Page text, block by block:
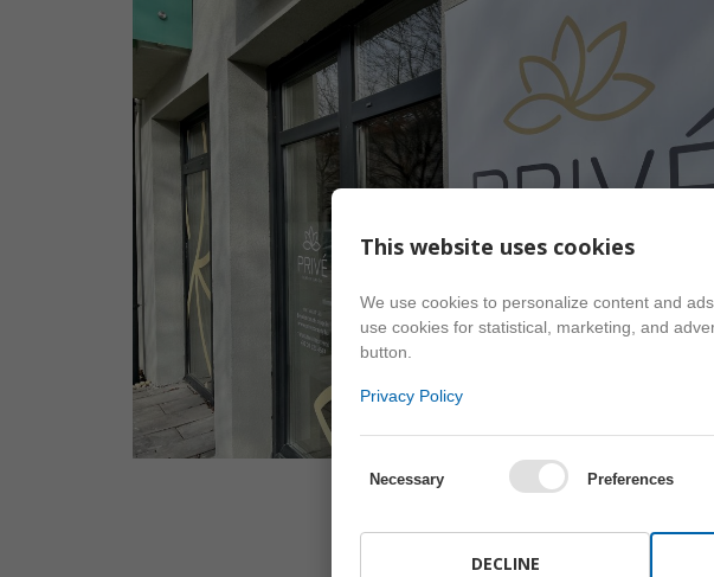
This website uses cookies
We use cookies to personalize content and
use cookies for statistical, marketing, and
button.
Privacy Policy
Necessary Preferences
DECLINE